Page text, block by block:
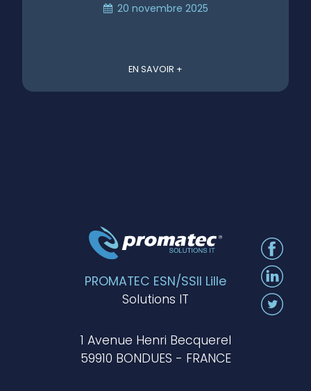
20 novembre 2025
EN SAVOIR +
PROMATEC ESN/SSII Lille
Solutions IT
1 Avenue Henri Becquerel
59910 BONDUES - FRANCE